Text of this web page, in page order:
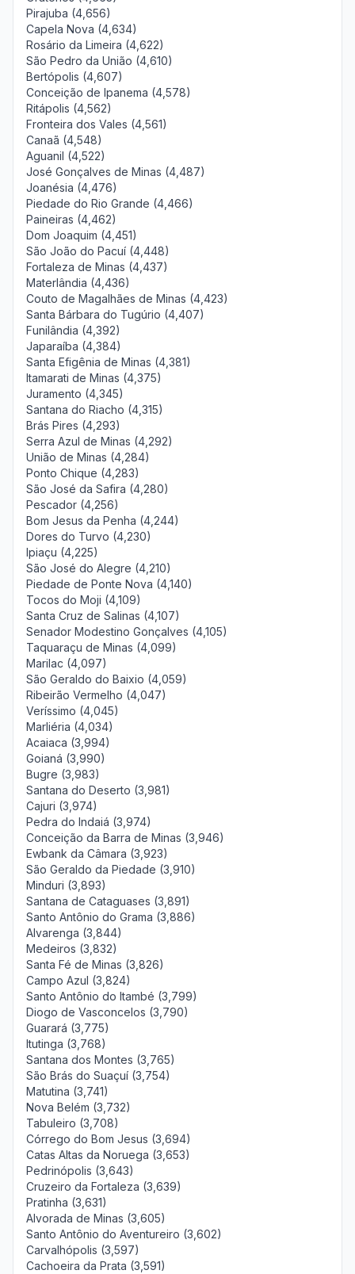
Pirajuba (4,656)
Capela Nova (4,634)
Rosário da Limeira (4,622)
São Pedro da União (4,610)
Bertópolis (4,607)
Conceição de Ipanema (4,578)
Ritápolis (4,562)
Fronteira dos Vales (4,561)
Canaã (4,548)
Aguanil (4,522)
José Gonçalves de Minas (4,487)
Joanésia (4,476)
Piedade do Rio Grande (4,466)
Paineiras (4,462)
Dom Joaquim (4,451)
São João do Pacuí (4,448)
Fortaleza de Minas (4,437)
Materlândia (4,436)
Couto de Magalhães de Minas (4,423)
Santa Bárbara do Tugúrio (4,407)
Funilândia (4,392)
Japaraíba (4,384)
Santa Efigênia de Minas (4,381)
Itamarati de Minas (4,375)
Juramento (4,345)
Santana do Riacho (4,315)
Brás Pires (4,293)
Serra Azul de Minas (4,292)
União de Minas (4,284)
Ponto Chique (4,283)
São José da Safira (4,280)
Pescador (4,256)
Bom Jesus da Penha (4,244)
Dores do Turvo (4,230)
Ipiaçu (4,225)
São José do Alegre (4,210)
Piedade de Ponte Nova (4,140)
Tocos do Moji (4,109)
Santa Cruz de Salinas (4,107)
Senador Modestino Gonçalves (4,105)
Taquaraçu de Minas (4,099)
Marilac (4,097)
São Geraldo do Baixio (4,059)
Ribeirão Vermelho (4,047)
Veríssimo (4,045)
Marliéria (4,034)
Acaiaca (3,994)
Goianá (3,990)
Bugre (3,983)
Santana do Deserto (3,981)
Cajuri (3,974)
Pedra do Indaiá (3,974)
Conceição da Barra de Minas (3,946)
Ewbank da Câmara (3,923)
São Geraldo da Piedade (3,910)
Minduri (3,893)
Santana de Cataguases (3,891)
Santo Antônio do Grama (3,886)
Alvarenga (3,844)
Medeiros (3,832)
Santa Fé de Minas (3,826)
Campo Azul (3,824)
Santo Antônio do Itambé (3,799)
Diogo de Vasconcelos (3,790)
Guarará (3,775)
Itutinga (3,768)
Santana dos Montes (3,765)
São Brás do Suaçuí (3,754)
Matutina (3,741)
Nova Belém (3,732)
Tabuleiro (3,708)
Córrego do Bom Jesus (3,694)
Catas Altas da Noruega (3,653)
Pedrinópolis (3,643)
Cruzeiro da Fortaleza (3,639)
Pratinha (3,631)
Alvorada de Minas (3,605)
Santo Antônio do Aventureiro (3,602)
Carvalhópolis (3,597)
Cachoeira da Prata (3,591)